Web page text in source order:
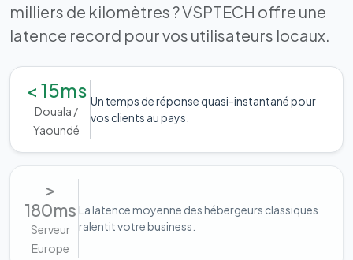
milliers de kilomètres ? VSPTECH offre une
latence record pour vos utilisateurs locaux.
< 15ms
Douala /
Yaoundé
Un temps de réponse quasi-instantané pour
vos clients au pays.
>
180ms
Serveur
Europe
La latence moyenne des hébergeurs classiques
ralentit votre business.